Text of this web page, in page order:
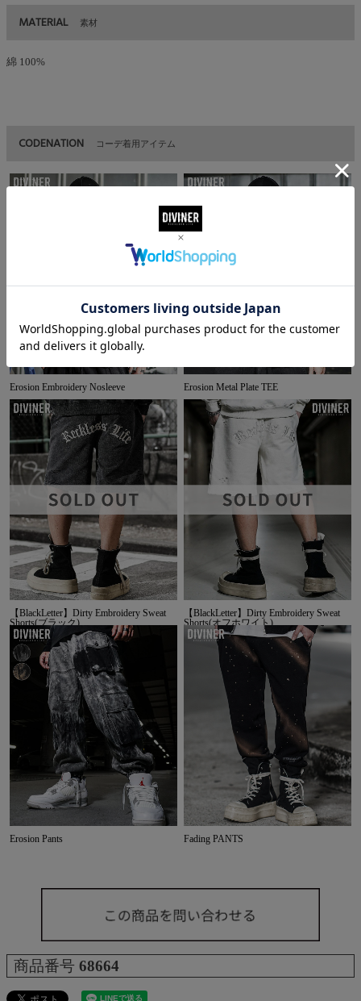
MATERIAL 素材
綿 100%
CODENATION コーデ着用アイテム
Erosion Embroidery Nosleeve Erosion Metal Plate TEE
【BlackLetter】Dirty Embroidery Sweat
Shorts(ブラック)
【BlackLetter】Dirty Embroidery Sweat
Shorts(オフホワイト)
Erosion Pants Fading PANTS
商品番号 68664